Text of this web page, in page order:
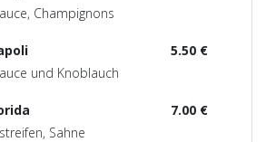
Champignons
5.50 €
und Knoblauch
7.00 €
Sahne